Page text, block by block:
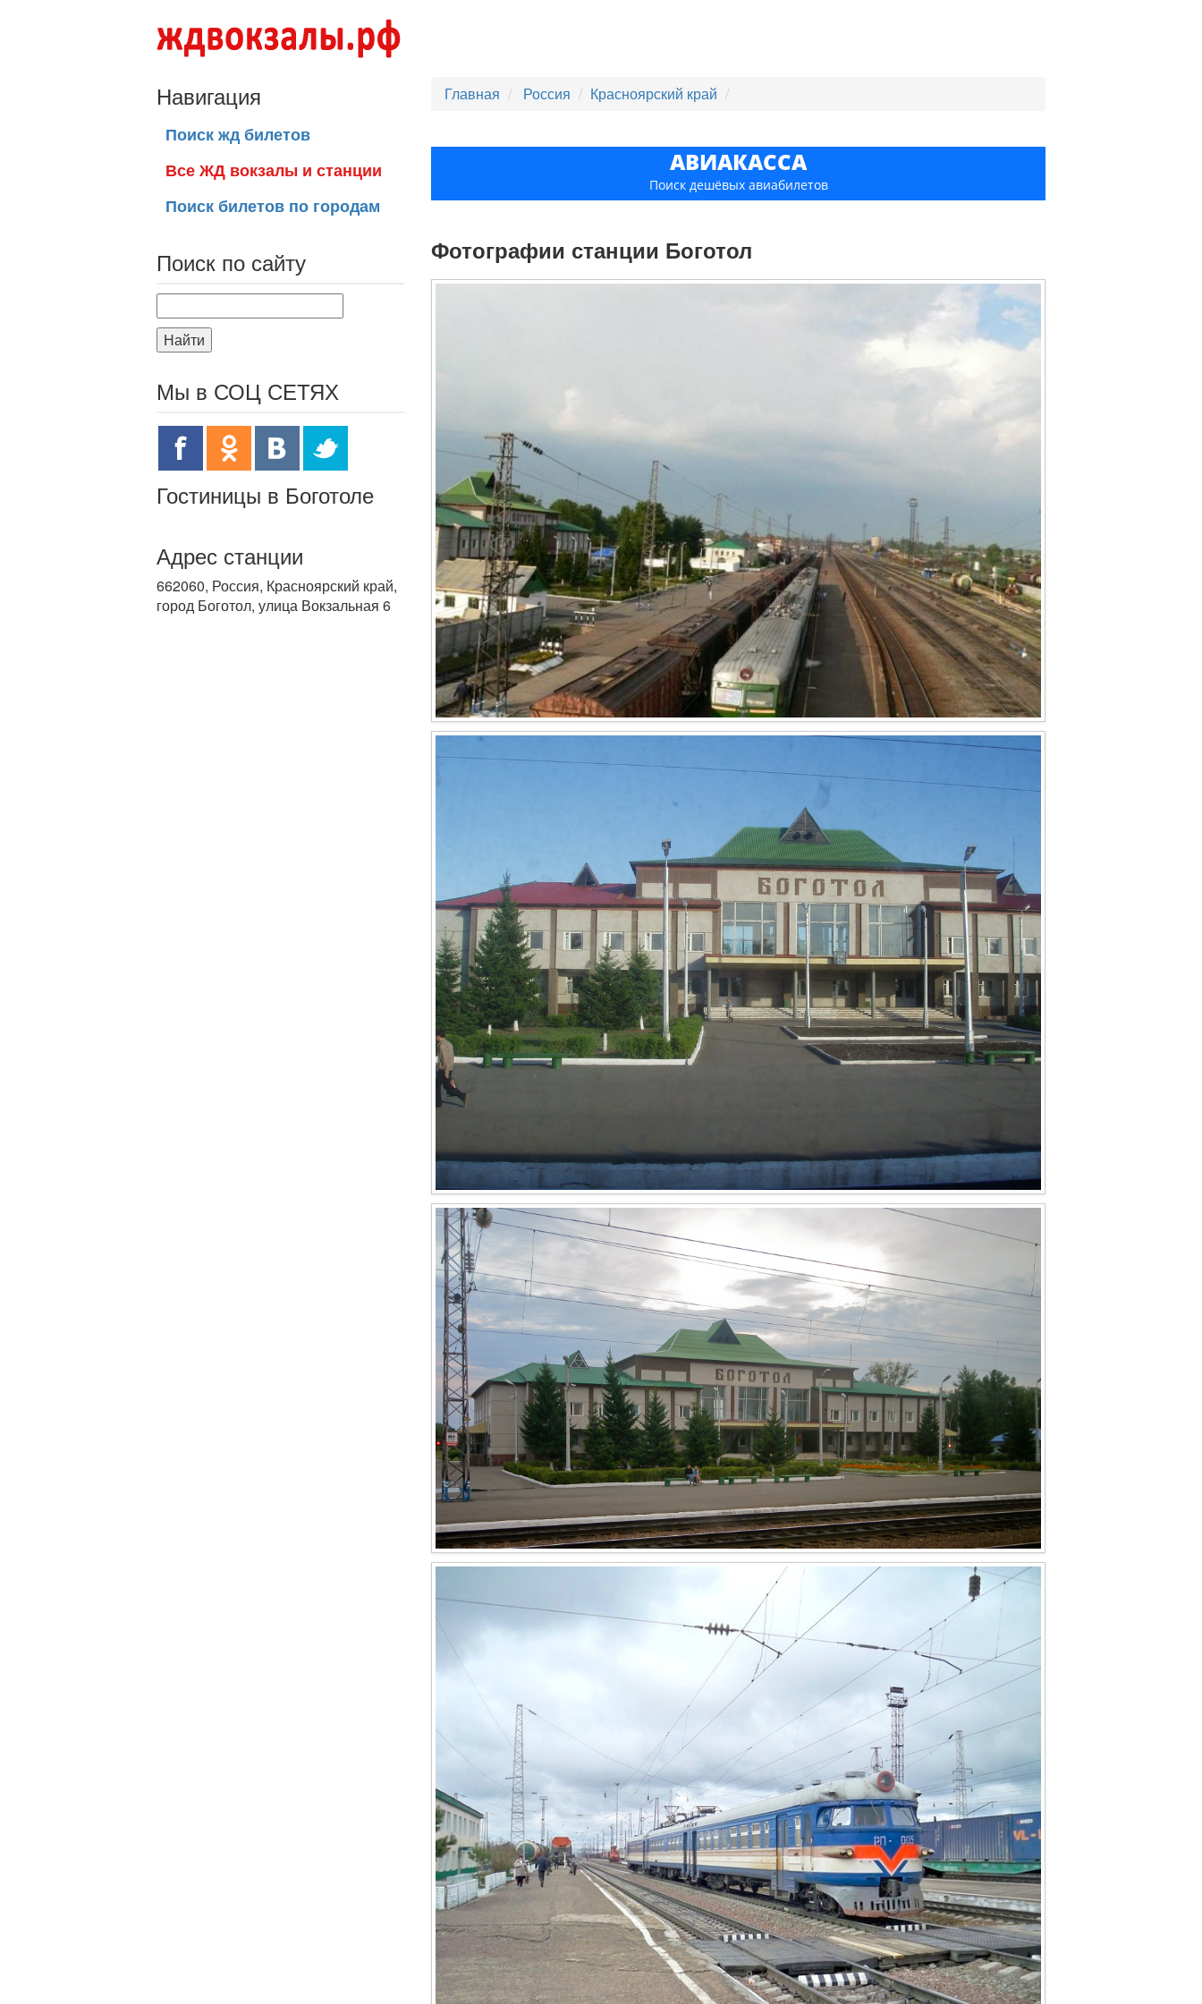
Главная Россия Красноярский край
АВИАКАССА
Поиск дешёвых авиабилетов
Фотографии станции Боготол
Навигация
Поиск жд билетов
Все ЖД вокзалы и станции
Поиск билетов по городам
Поиск по сайту
Найти
Мы в СОЦ СЕТЯХ
Гостиницы в Боготоле
Адрес станции
662060, Россия, Красноярский край,
город Боготол, улица Вокзальная 6